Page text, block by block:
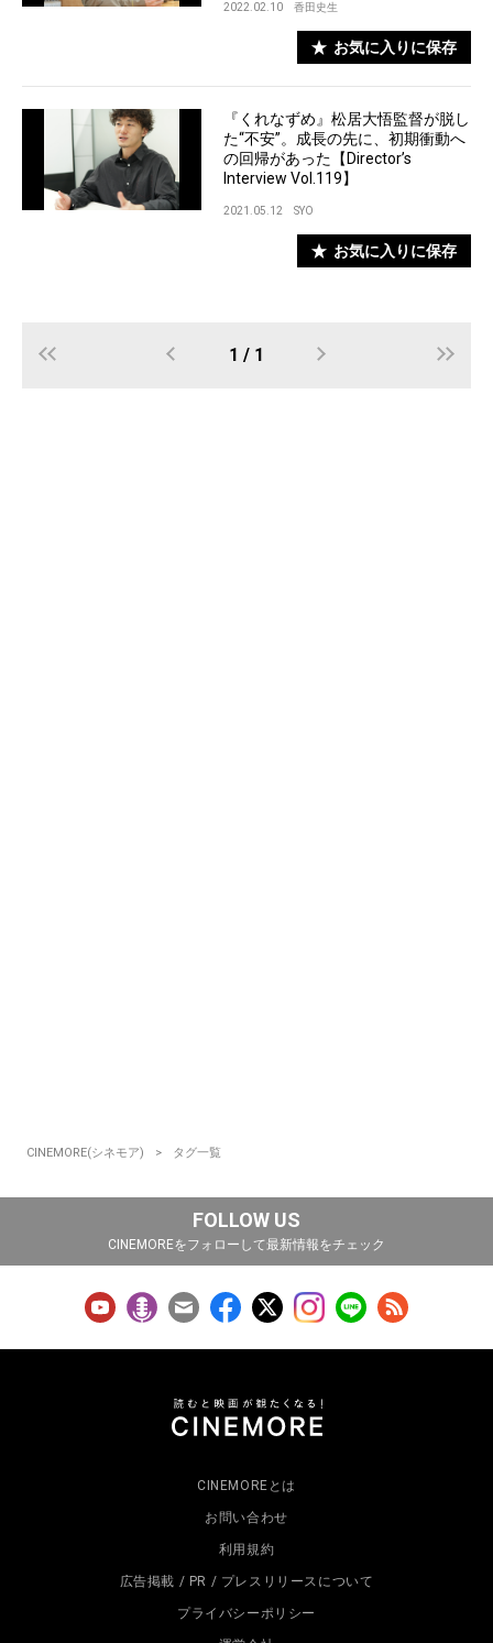
2022.02.10 香田史生
お気に入りに保存
『くれなずめ』松居大悟監督が脱し
た“不安”。成長の先に、初期衝動へ
の回帰があった【Director’s
Interview Vol.119】
2021.05.12 SYO
お気に入りに保存
1 / 1
CINEMORE(シネモア) タグ一覧
FOLLOW US
CINEMOREをフォローして最新情報をチェック
CINEMOREとは
お問い合わせ
利用規約
広告掲載 / PR / プレスリリースについて
プライバシーポリシー